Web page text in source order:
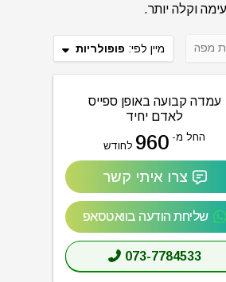
וקלה יותר.
מפה מיין לפי: פופולריות
עמדה קבועה באופן ספייס
לאדם יחיד
החל מ- 960 לחודש
צרו איתי קשר
שליחת הודעה בוואטסאפ
073-7784533